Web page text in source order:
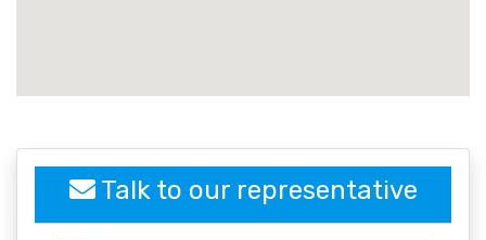
Talk to our representative